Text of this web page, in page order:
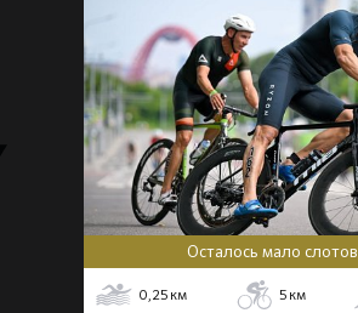
Осталось мало слотов
0,25 км 5 км